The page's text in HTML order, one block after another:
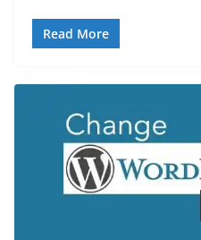
Read More